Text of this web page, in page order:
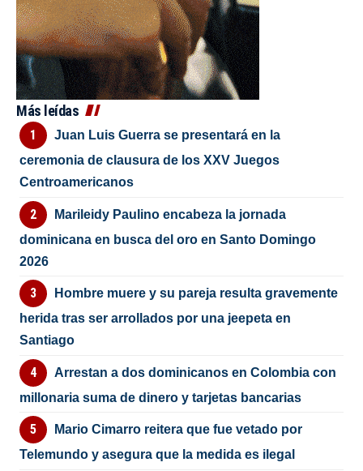
Más leídas
Juan Luis Guerra se presentará en la
ceremonia de clausura de los XXV Juegos
Centroamericanos
Marileidy Paulino encabeza la jornada
dominicana en busca del oro en Santo Domingo
2026
Hombre muere y su pareja resulta gravemente
herida tras ser arrollados por una jeepeta en
Santiago
Arrestan a dos dominicanos en Colombia con
millonaria suma de dinero y tarjetas bancarias
Mario Cimarro reitera que fue vetado por
Telemundo y asegura que la medida es ilegal